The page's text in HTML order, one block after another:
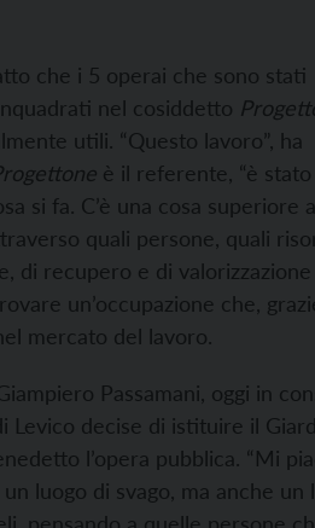
che i 5 operai che sono stati
nel cosiddetto
utili. “Questo lavoro”, ha
è il referente, “è stato
si fa. C’è una cosa superiore
quali persone, quali
di recupero e di
un’occupazione che,
mercato del lavoro.
Passamani, oggi in
Levico decise di istituire il
l’opera pubblica. “Mi
luogo di svago, ma anche un